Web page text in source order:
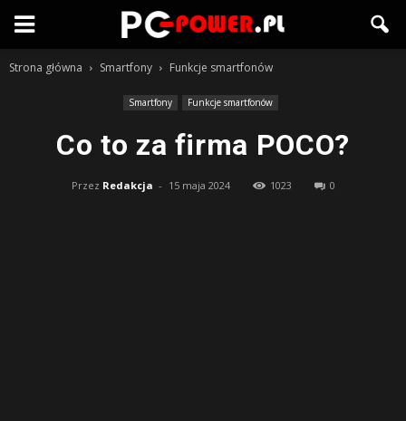
Strona główna Smartfony Funkcje smartfonów
Smartfony Funkcje smartfonów
Co to za firma POCO?
Przez Redakcja - 15 maja 2024 1023 0